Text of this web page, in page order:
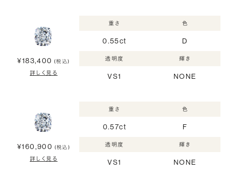
¥183,400 (税込)
詳しく見る
重さ
0.55ct
色
D
透明度
VS1
輝き
NONE
¥160,900 (税込)
詳しく見る
重さ
0.57ct
色
F
透明度
VS1
輝き
NONE